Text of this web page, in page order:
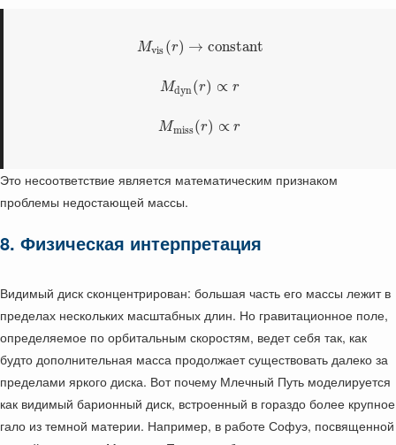
Mvis (r) → constant
Mdyn(r) ∝ r
Mmiss(r) ∝ r
Это несоответствие является математическим признаком
проблемы недостающей массы.
8. Физическая интерпретация
Видимый диск сконцентрирован: большая часть его массы лежит в
пределах нескольких масштабных длин. Но гравитационное поле,
определяемое по орбитальным скоростям, ведет себя так, как
будто дополнительная масса продолжает существовать далеко за
пределами яркого диска. Вот почему Млечный Путь моделируется
как видимый барионный диск, встроенный в гораздо более крупное
гало из темной материи. Например, в работе Софуэ, посвященной